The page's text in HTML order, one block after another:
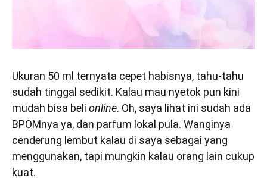
Ukuran 50 ml ternyata cepet habisnya, tahu-tahu
sudah tinggal sedikit. Kalau mau nyetok pun kini
mudah bisa beli online. Oh, saya lihat ini sudah ada
BPOMnya ya, dan parfum lokal pula. Wanginya
cenderung lembut kalau di saya sebagai yang
menggunakan, tapi mungkin kalau orang lain cukup
kuat.